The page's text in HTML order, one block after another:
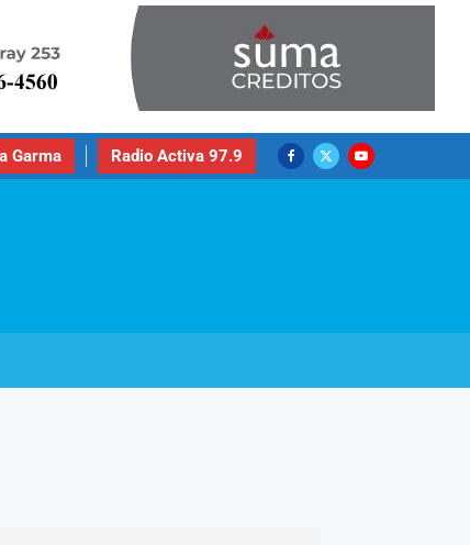
Garma Radio Activa 97.9